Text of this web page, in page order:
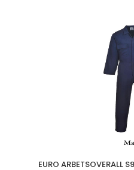
EURO ARBETSOVERALL